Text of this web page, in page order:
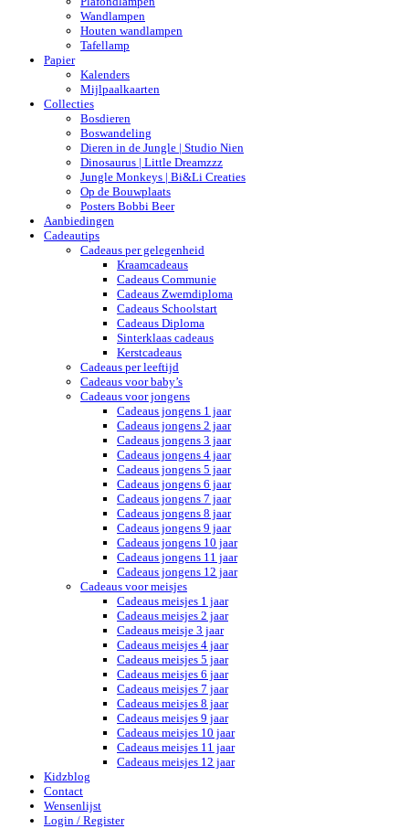
Wandlampen
Houten wandlampen
Tafellamp
Papier
Kalenders
Mijlpaalkaarten
Collecties
Bosdieren
Boswandeling
Dieren in de Jungle | Studio Nien
Dinosaurus | Little Dreamzzz
Jungle Monkeys | Bi&Li Creaties
Op de Bouwplaats
Posters Bobbi Beer
Aanbiedingen
Cadeautips
Cadeaus per gelegenheid
Kraamcadeaus
Cadeaus Communie
Cadeaus Zwemdiploma
Cadeaus Schoolstart
Cadeaus Diploma
Sinterklaas cadeaus
Kerstcadeaus
Cadeaus per leeftijd
Cadeaus voor baby’s
Cadeaus voor jongens
Cadeaus jongens 1 jaar
Cadeaus jongens 2 jaar
Cadeaus jongens 3 jaar
Cadeaus jongens 4 jaar
Cadeaus jongens 5 jaar
Cadeaus jongens 6 jaar
Cadeaus jongens 7 jaar
Cadeaus jongens 8 jaar
Cadeaus jongens 9 jaar
Cadeaus jongens 10 jaar
Cadeaus jongens 11 jaar
Cadeaus jongens 12 jaar
Cadeaus voor meisjes
Cadeaus meisjes 1 jaar
Cadeaus meisjes 2 jaar
Cadeaus meisje 3 jaar
Cadeaus meisjes 4 jaar
Cadeaus meisjes 5 jaar
Cadeaus meisjes 6 jaar
Cadeaus meisjes 7 jaar
Cadeaus meisjes 8 jaar
Cadeaus meisjes 9 jaar
Cadeaus meisjes 10 jaar
Cadeaus meisjes 11 jaar
Cadeaus meisjes 12 jaar
Kidzblog
Contact
Wensenlijst
Login / Register